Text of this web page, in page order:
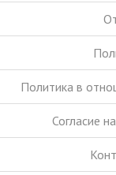
Политика в
Согласие